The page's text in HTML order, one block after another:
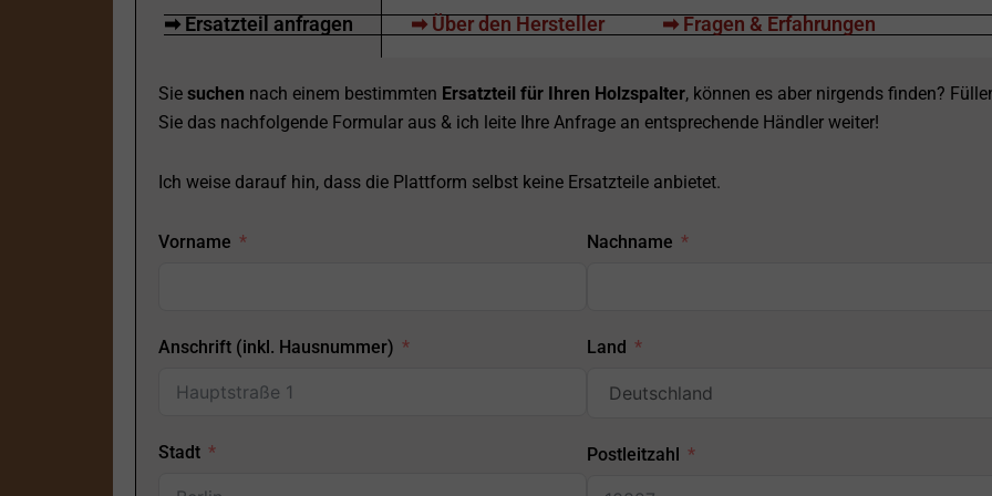
➡ Ersatzteil anfragen ➡ Über den Hersteller ➡ Fragen & Erfahrungen
Sie suchen nach einem bestimmten Ersatzteil für Ihren Holzspalter, können es aber nirgends finden?
Sie das nachfolgende Formular aus & ich leite Ihre Anfrage an entsprechende Händler weiter!
Ich weise darauf hin, dass die Plattform selbst keine Ersatzteile anbietet.
Vorname Nachname
Anschrift (inkl. Hausnummer)
Stadt
Land
Postleitzahl